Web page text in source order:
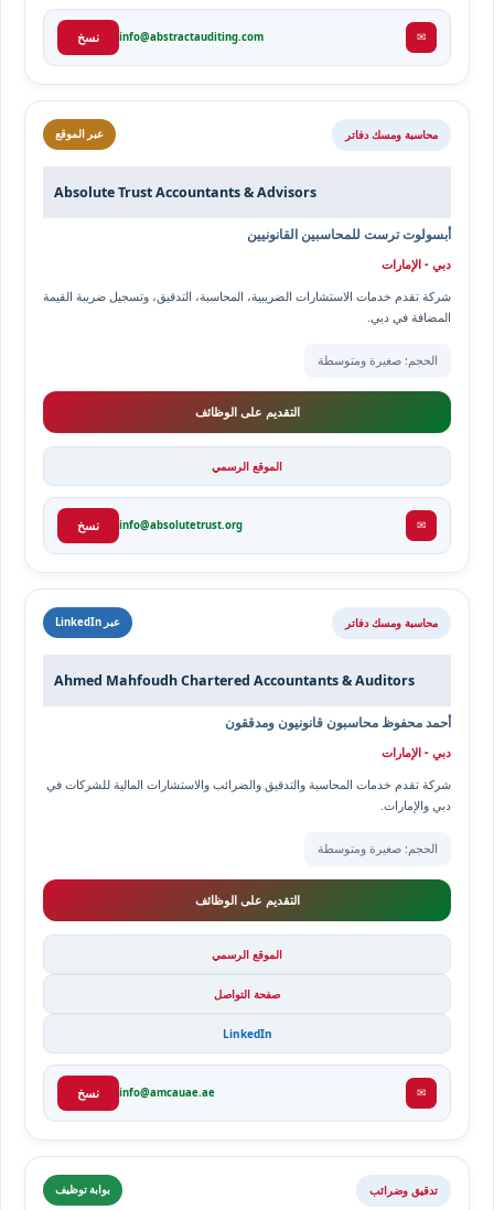
✉
info@abstractauditing.com نسخ
محاسبة ومسك دفاتر عبر الموقع
Absolute Trust Accountants & Advisors
أبسولوت ترست للمحاسبين القانونيين
دبي - الإمارات
شركة تقدم خدمات الاستشارات الضريبية، المحاسبة، التدقيق، وتسجيل ضريبة القيمة
المضافة في دبي.
الحجم: صغيرة ومتوسطة
التقديم على الوظائف
الموقع الرسمي
✉
info@absolutetrust.org نسخ
محاسبة ومسك دفاتر عبر LinkedIn
Ahmed Mahfoudh Chartered Accountants & Auditors
أحمد محفوظ محاسبون قانونيون ومدققون
دبي - الإمارات
شركة تقدم خدمات المحاسبة والتدقيق والضرائب والاستشارات المالية للشركات في
دبي والإمارات.
الحجم: صغيرة ومتوسطة
التقديم على الوظائف
الموقع الرسمي
صفحة التواصل
LinkedIn
✉
info@amcauae.ae نسخ
تدقيق وضرائب بوابة توظيف